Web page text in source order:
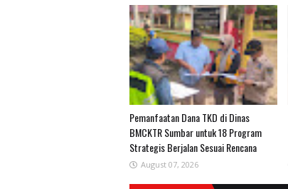
Pemanfaatan Dana TKD di Dinas
BMCKTR Sumbar untuk 18 Program
Strategis Berjalan Sesuai Rencana
August 07, 2026